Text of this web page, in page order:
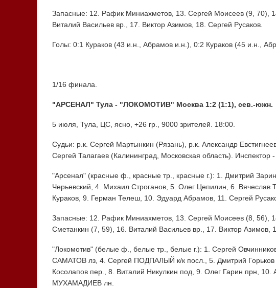
Запасные: 12. Рафик Миниахметов, 13. Сергей Моисеев (9, 70),
Виталий Васильев вр., 17. Виктор Азимов, 18. Сергей Русаков.
Голы: 0:1 Кураков (43 и.н., Абрамов и.н.), 0:2 Кураков (45 и.н.,
1/16 финала.
"АРСЕНАЛ" Тула - "ЛОКОМОТИВ" Москва 1:2 (1:1), сев.-южн.
5 июля, Тула, ЦС, ясно, +26 гр., 9000 зрителей. 18:00.
Судьи: р.к. Сергей Мартынкин (Рязань), р.к. Александр
Сергей Талагаев (Калининград, Московская область).
"Арсенал" (красные ф., красные тр., красные г.): 1. Дмитрий
Черьевский, 4. Михаил Строганов, 5. Олег Цепилин, 6.
Кураков, 9. Герман Телеш, 10. Эдуард Абрамов, 11. Сергей
Запасные: 12. Рафик Миниахметов, 13. Сергей Моисеев (8, 56),
Сметанкин (7, 59), 16. Виталий Васильев вр., 17. Виктор Азимов,
"Локомотив" (белые ф., белые тр., белые г.): 1. Сергей
САМАТОВ лз, 4. Сергей ПОДПАЛЫЙ к/к посл., 5. Дмитрий Горьков
Косолапов пер., 8. Виталий Никулкин под, 9. Олег Гарин прн,
МУХАМАДИЕВ лн.